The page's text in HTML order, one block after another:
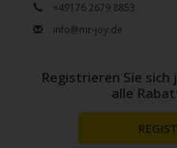
+49176 2679 8853
info@mr-joy.de
Registrieren Sie sich
alle